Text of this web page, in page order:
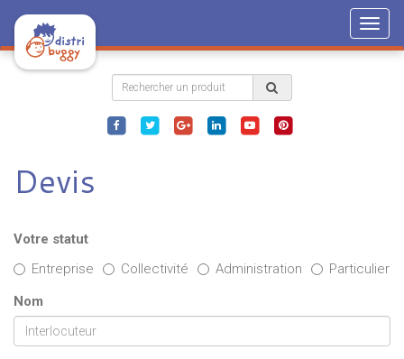
Devis
Votre statut
Entreprise
Collectivité Administration
Particulier
Nom